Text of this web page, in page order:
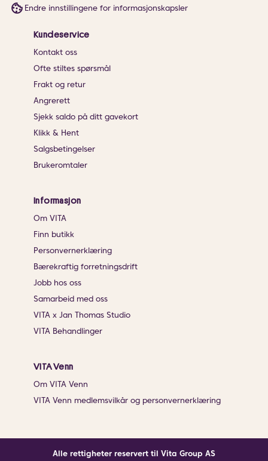
Endre innstillingene for informasjonskapsler
Kundeservice
Kontakt oss
Ofte stiltes spørsmål
Frakt og retur
Angrerett
Sjekk saldo på ditt gavekort
Klikk & Hent
Salgsbetingelser
Brukeromtaler
Informasjon
Om VITA
Finn butikk
Personvernerklæring
Bærekraftig forretningsdrift
Jobb hos oss
Samarbeid med oss
VITA x Jan Thomas Studio
VITA Behandlinger
VITA Venn
Om VITA Venn
VITA Venn medlemsvilkår og personvernerklæring
Alle rettigheter reservert til Vita Group AS